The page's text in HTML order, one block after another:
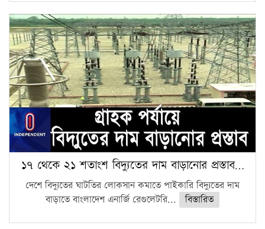
১৭ থেকে ২১ শতাংশ বিদ্যুতের দাম বাড়ানোর প্রস্তাব…
দেশে বিদ্যুতের ঘাটতির লোকসান কমাতে পাইকারি বিদ্যুতের দাম
বাড়াতে বাংলাদেশ এনার্জি রেগুলেটরি...
বিস্তারিত